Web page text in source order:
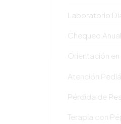
Laboratorio
Chequeo Anual
Orientación en
Atención
Pérdida de Peso
Terapia con